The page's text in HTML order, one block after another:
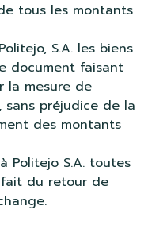
tous les montants
S.A. les biens
document faisant
la mesure de
sans préjudice de la
des montants
Politejo S.A. toutes
du retour de